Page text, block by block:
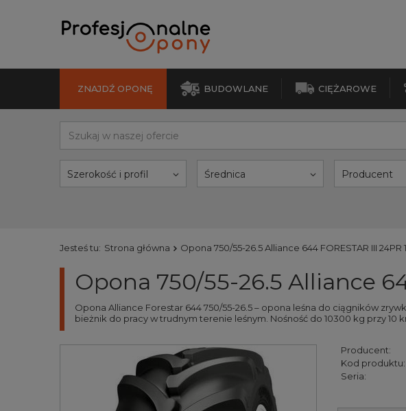
ZNAJDŹ OPONĘ BUDOWLANE CIĘŻAROWE
Szerokość i profil Średnica Producent
Jesteś tu: Strona główna Opona 750/55-26.5 Alliance 644 FORESTAR III 24PR
Opona 750/55-26.5 Alliance
Opona Alliance Forestar 644 750/55-26.5 – opona leśna do ciągników
bieżnik do pracy w trudnym terenie leśnym. Nośność do 10300 kg przy 10
Producent:
Kod produktu:
Seria: